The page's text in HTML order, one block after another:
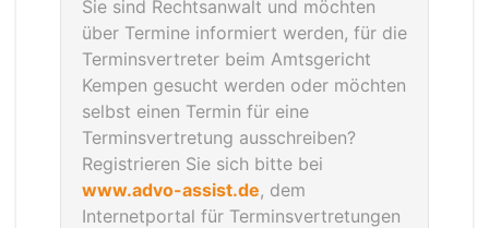
Sie sind Rechtsanwalt und möchten
über Termine informiert werden, für die
Terminsvertreter beim Amtsgericht
Kempen gesucht werden oder möchten
selbst einen Termin für eine
Terminsvertretung ausschreiben?
Registrieren Sie sich bitte bei
www.advo-assist.de, dem
Internetportal für Terminsvertretungen